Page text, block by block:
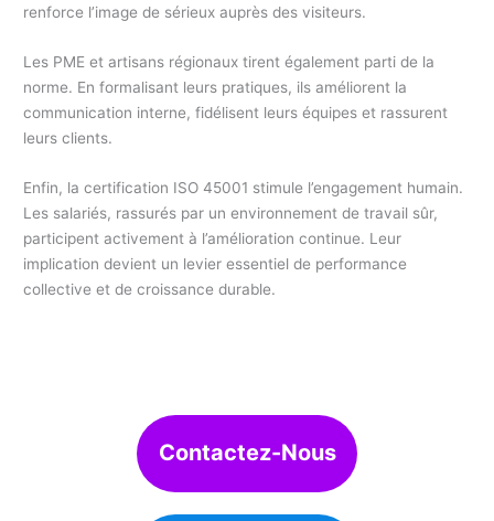
renforce l’image de sérieux auprès des visiteurs.
Les PME et artisans régionaux tirent également parti de la
norme. En formalisant leurs pratiques, ils améliorent la
communication interne, fidélisent leurs équipes et rassurent
leurs clients.
Enfin, la certification ISO 45001 stimule l’engagement humain.
Les salariés, rassurés par un environnement de travail sûr,
participent activement à l’amélioration continue. Leur
implication devient un levier essentiel de performance
collective et de croissance durable.
Contactez-Nous